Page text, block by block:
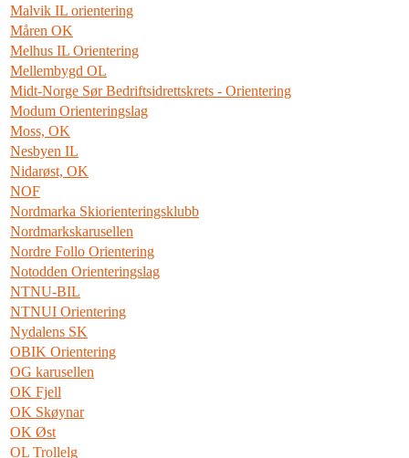
Malvik IL orientering
Måren OK
Melhus IL Orientering
Mellembygd OL
Midt-Norge Sør Bedriftsidrettskrets - Orientering
Modum Orienteringslag
Moss, OK
Nesbyen IL
Nidarøst, OK
NOF
Nordmarka Skiorienteringsklubb
Nordmarkskarusellen
Nordre Follo Orientering
Notodden Orienteringslag
NTNU-BIL
NTNUI Orientering
Nydalens SK
OBIK Orientering
OG karusellen
OK Fjell
OK Skøynar
OK Øst
OL Trollelg